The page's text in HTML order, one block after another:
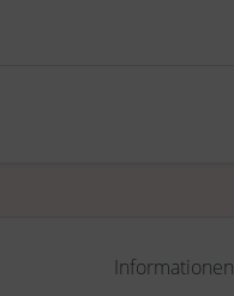
Informationen